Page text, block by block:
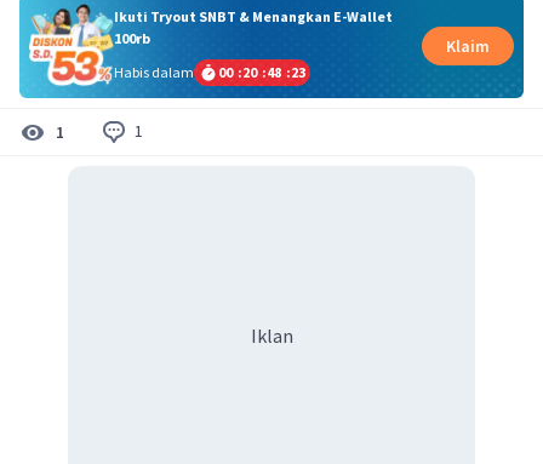
Ikuti Tryout SNBT & Menangkan E-Wallet
100rb
Habis dalam
00 :20 :48 :23
Klaim
1 1
Iklan